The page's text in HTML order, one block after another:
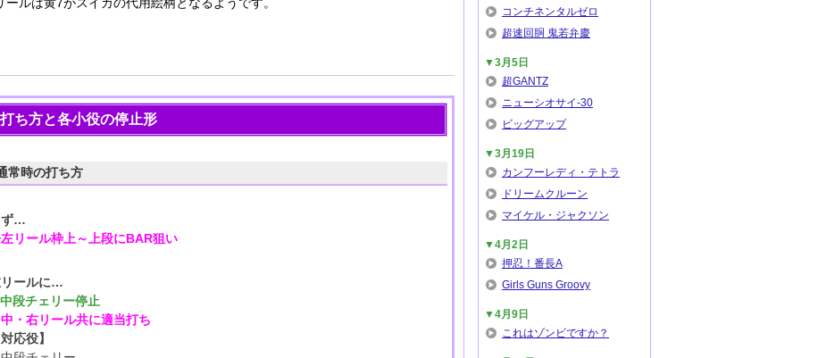
ールは黄7がスイカの代用絵柄となるようです。
打ち方と各小役の停止形
常時の打ち方
ず…
リール枠上～上段にBAR狙い
ールに…
段チェリー停止
・右リール共に適当打ち
対応役】
コンチネンタルゼロ
超速回胴 鬼若弁慶
▼3月5日
超GANTZ
ニューシオサイ-30
ビッグアップ
▼3月19日
カンフーレディ・テトラ
ドリームクルーン
マイケル・ジャクソン
▼4月2日
押忍！番長A
Girls Guns Groovy
▼4月9日
これはゾンビですか？